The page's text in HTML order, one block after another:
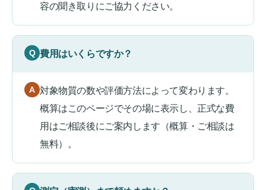
容の聞き取りにご協力ください。
費用はいくらですか？
対象物質の数や評価方法によって変わります。
概算はこのページでその場に表示し、正式な費
用はご相談後にご案内します（概算・ご相談は
無料）。